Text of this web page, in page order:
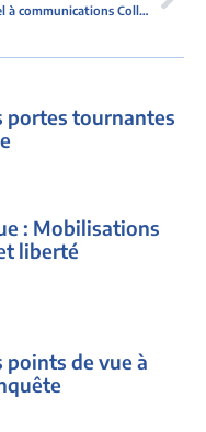
« Appel à communications Colloque « »Politique de l’indépendance » » »
portes tournantes
: Mobilisations
liberté
points de vue à